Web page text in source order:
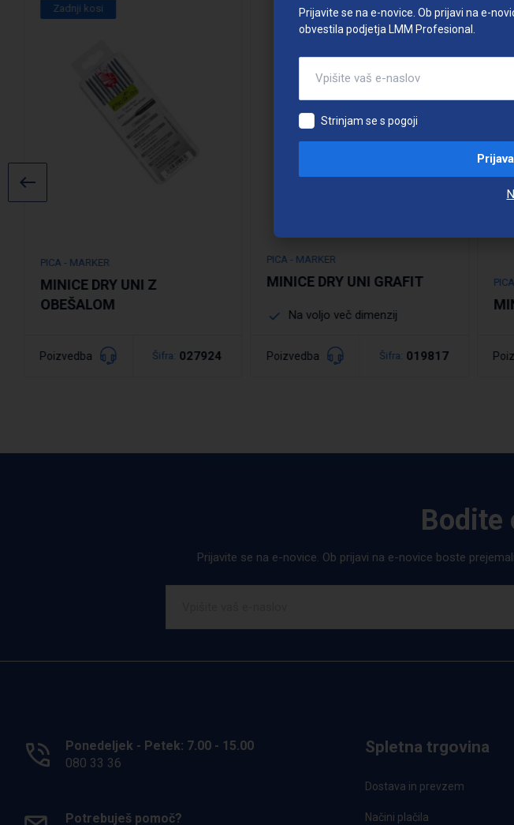
Zadnji kosi
PICA - MARKER
MINICE DRY UNI Z
OBEŠALOM
Poizvedba Šifra: 027924
PICA - MARKER
MINICE DRY UNI GRAFIT
Na voljo več dimenzij
Poizvedba Šifra: 019817
Bodite
Prijavite se na e-novice. Ob prijavi na e-novice boste
Ponedeljek - Petek: 7.00 - 15.00
080 33 36
Potrebuješ pomoč?
Spletna trgovina
Dostava in prevzem
Načini plačila
Prijavite se na e-novice. Ob prijavi na e-
obvestila podjetja LMM Profesional.
Strinjam se s pogoji